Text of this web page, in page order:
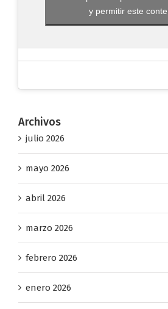
y permitir este
Archivos
julio 2026
mayo 2026
abril 2026
marzo 2026
febrero 2026
enero 2026